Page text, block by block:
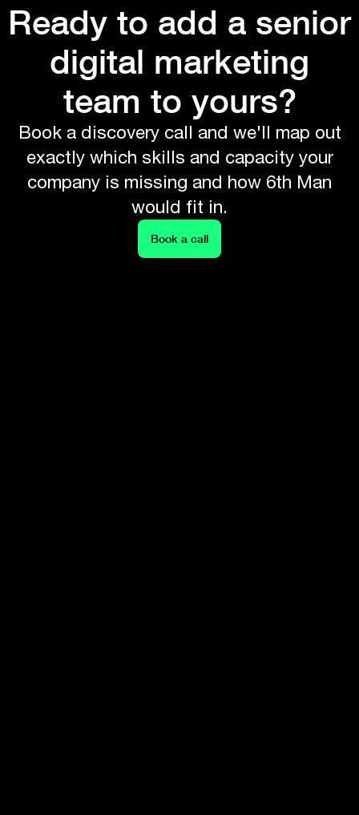
Ready to add a senior
digital marketing
team to yours?
Book a discovery call and we'll map out
exactly which skills and capacity your
company is missing and how 6th Man
would fit in.
Book a call